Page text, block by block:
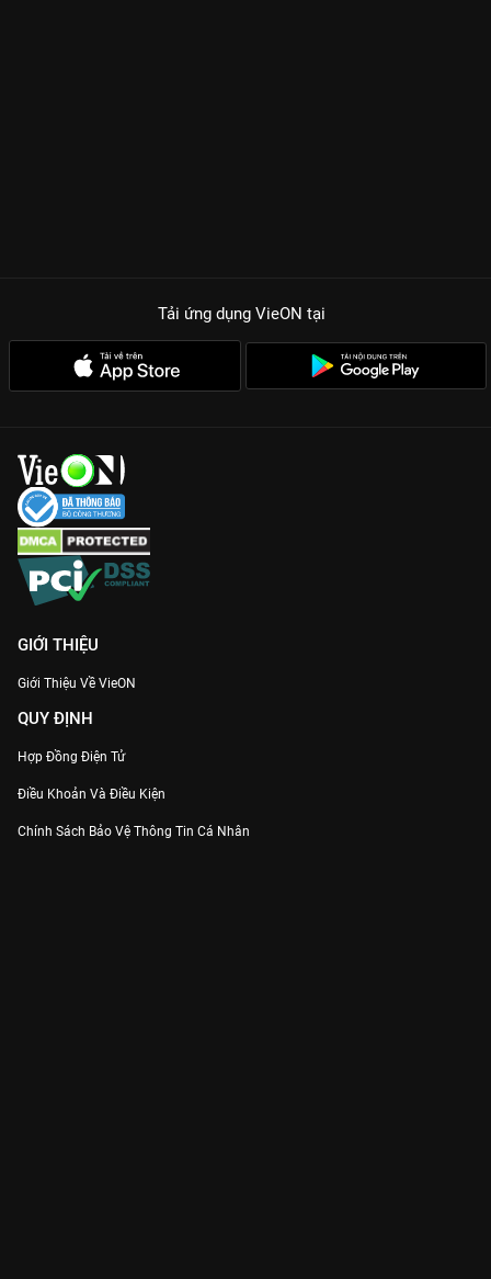
Tải ứng dụng VieON tại
GIỚI THIỆU
Giới Thiệu Về VieON
QUY ĐỊNH
Hợp Đồng Điện Tử
Điều Khoản Và Điều Kiện
Chính Sách Bảo Vệ Thông Tin Cá Nhân